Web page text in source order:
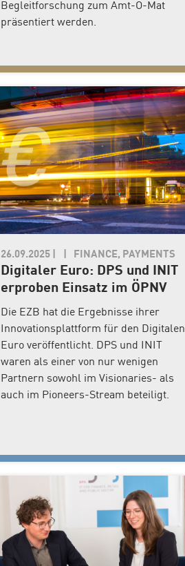
Begleitforschung zum Amt-O-Mat
präsentiert werden.
26.09.2025| FINANCE, PAYMENTS
Digitaler Euro: DPS und INIT
erproben Einsatz im ÖPNV
Die EZB hat die Ergebnisse ihrer
Innovationsplattform für den Digitalen
Euro veröffentlicht. DPS und INIT
waren als einer von nur wenigen
Partnern sowohl im Visionaries- als
auch im Pioneers-Stream beteiligt.